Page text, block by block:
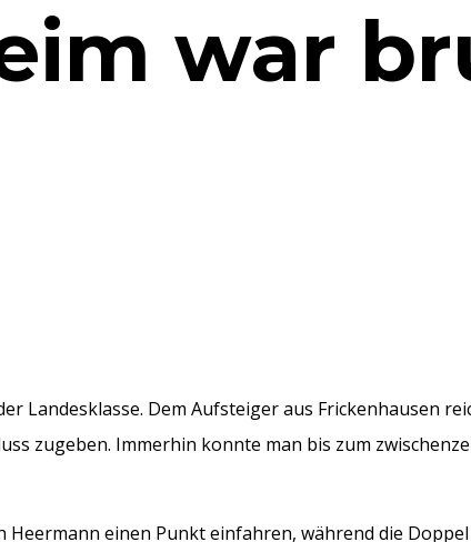
war
Landesklasse. Dem Aufsteiger aus Frickenhausen
zugeben. Immerhin konnte man bis zum
einen Punkt einfahren, während die